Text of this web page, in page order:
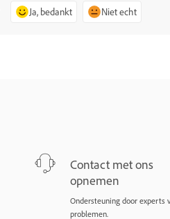
Ja, bedankt Niet echt
Contact met ons
opnemen
Ondersteuning door experts
problemen.